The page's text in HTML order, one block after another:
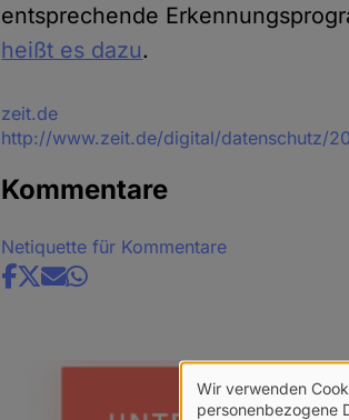
entsprechende
heißt es dazu.
Quelle
zeit.de
http://www.zeit.de/digital/datenschutz/
Kommentare
Netiquette für Kommentare
Share
Verwendung
Wir verwenden
personenbezogene